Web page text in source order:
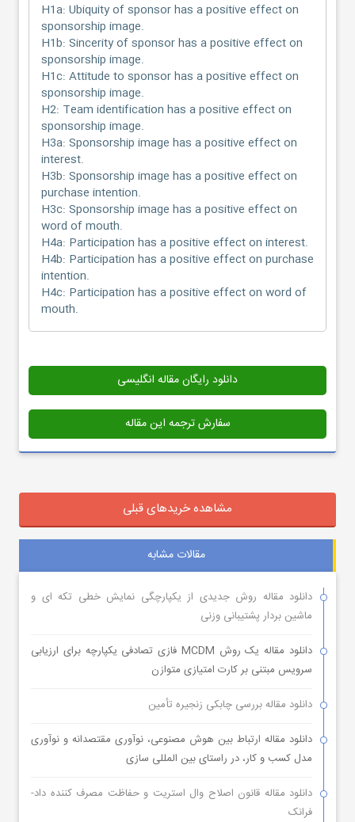
H1a: Ubiquity of sponsor has a positive effect on
sponsorship image.
H1b: Sincerity of sponsor has a positive effect on
sponsorship image.
H1c: Attitude to sponsor has a positive effect on
sponsorship image.
H2: Team identification has a positive effect on
sponsorship image.
H3a: Sponsorship image has a positive effect on
interest.
H3b: Sponsorship image has a positive effect on
purchase intention.
H3c: Sponsorship image has a positive effect on
word of mouth.
H4a: Participation has a positive effect on interest.
H4b: Participation has a positive effect on purchase
intention.
H4c: Participation has a positive effect on word of
mouth.
دانلود رایگان مقاله انگلیسی
سفارش ترجمه این مقاله
مشاهده خریدهای قبلی
مقالات مشابه
دانلود مقاله روش جدیدی از یکپارچگی نمایش خطی تکه ای و
ماشین بردار پشتیبانی وزنی
دانلود مقاله یک روش MCDM فازی تصادفی یکپارچه برای ارزیابی
سرویس مبتنی بر کارت امتیازی متوازن
دانلود مقاله بررسی چابکی زنجیره تأمین
دانلود مقاله ارتباط بین هوش مصنوعی، نوآوری مقتصدانه و نوآوری
مدل کسب و کار، در راستای بین المللی سازی
دانلود مقاله قانون اصلاح وال استریت و حفاظت مصرف کننده داد-
فرانک